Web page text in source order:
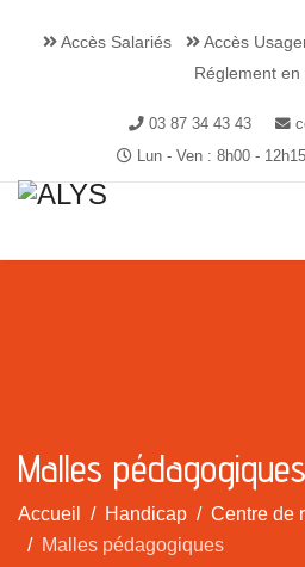
Accès Salariés Accès
Réglement en
03 87 34 43 43
Lun - Ven : 8h00 -
Malles pédagogiques
Accueil Handicap
Centre de
Malles pédagogiques